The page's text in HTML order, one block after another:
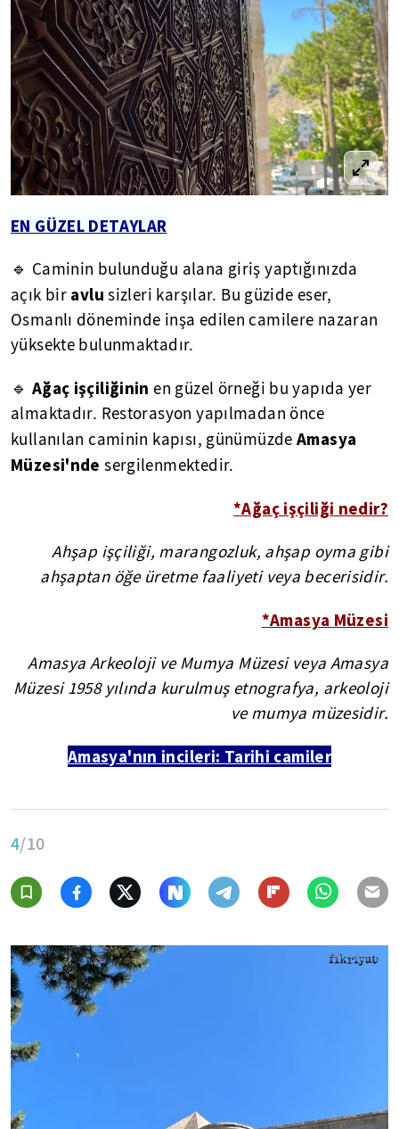
EN GÜZEL DETAYLAR
🔹 Caminin bulunduğu alana giriş yaptığınızda
açık bir avlusizleri karşılar. Bu güzide eser,
Osmanlı döneminde inşa edilen camilere nazaran
yüksekte bulunmaktadır.
🔹 Ağaç işçiliğinin en güzel örneği bu yapıda yer
almaktadır. Restorasyon yapılmadan önce
kullanılan caminin kapısı, günümüzdeAmasya
Müzesi'ndesergilenmektedir.
*Ağaç işçiliği nedir?
Ahşap işçiliği, marangozluk, ahşap oyma gibi
ahşaptan öğe üretme faaliyeti veya becerisidir.
*Amasya Müzesi
Amasya Arkeoloji ve Mumya Müzesi veya Amasya
Müzesi 1958 yılında kurulmuş etnografya, arkeoloji
ve mumya müzesidir.
Amasya'nın incileri: Tarihi camiler
4/10